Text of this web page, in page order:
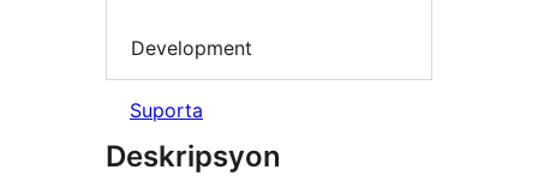
Development
Suporta
Deskripsyon